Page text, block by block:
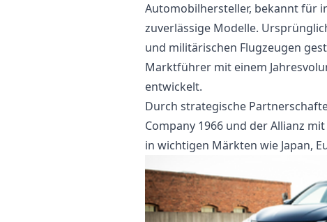
Automobilhersteller, bekannt für
zuverlässige Modelle.
und militärischen Flugzeugen
Marktführer mit einem
entwickelt.
Durch strategische
Company 1966 und der Allianz
in wichtigen Märkten wie Japan,